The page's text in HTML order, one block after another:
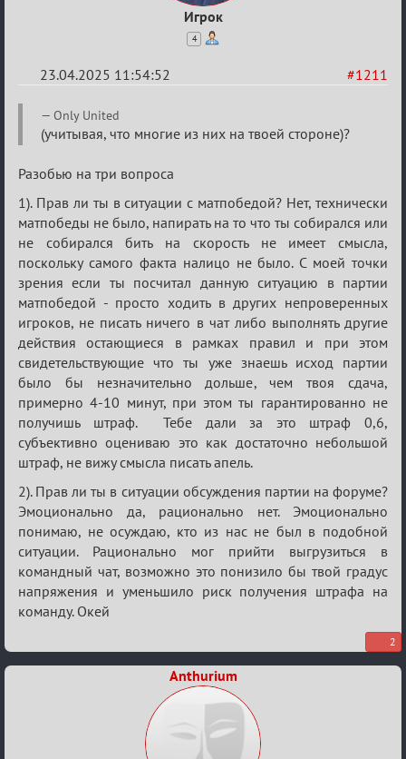
Игрок
4
#1211
23.04.2025 11:54:52
Re:
Разговоры
XIX
ТПК.
Only United
(учитывая, что многие из них на твоей стороне)?
Разобью на три вопроса
1). Прав ли ты в ситуации с матпобедой? Нет, технически
матпобеды не было, напирать на то что ты собирался или
не собирался бить на скорость не имеет смысла,
поскольку самого факта налицо не было. С моей точки
зрения если ты посчитал данную ситуацию в партии
матпобедой - просто ходить в других непроверенных
игроков, не писать ничего в чат либо выполнять другие
действия остающиеся в рамках правил и при этом
свидетельствующие что ты уже знаешь исход партии
было бы незначительно дольше, чем твоя сдача,
примерно 4-10 минут, при этом ты гарантированно не
получишь штраф. Тебе дали за это штраф 0,6,
субъективно оцениваю это как достаточно небольшой
штраф, не вижу смысла писать апель.
2). Прав ли ты в ситуации обсуждения партии на форуме?
Эмоционально да, рационально нет. Эмоционально
понимаю, не осуждаю, кто из нас не был в подобной
ситуации. Рационально мог прийти выгрузиться в
командный чат, возможно это понизило бы твой градус
напряжения и уменьшило риск получения штрафа на
команду. Окей
2
Anthurium